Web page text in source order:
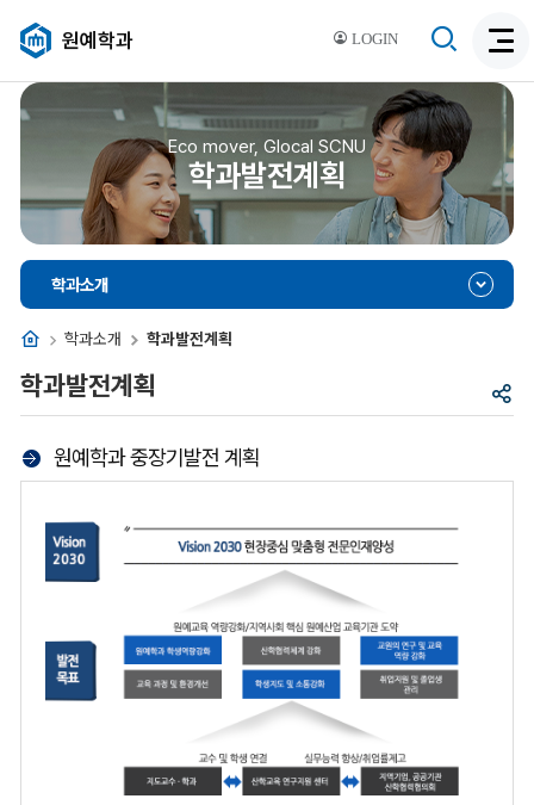
LOGIN
원예학과
색
활
성
색
Eco mover, Glocal SCNU
학과발전계획
홈 학과소개 학과발전계획
학과소개
공
학과발전계획
원예학과 중장기발전 계획